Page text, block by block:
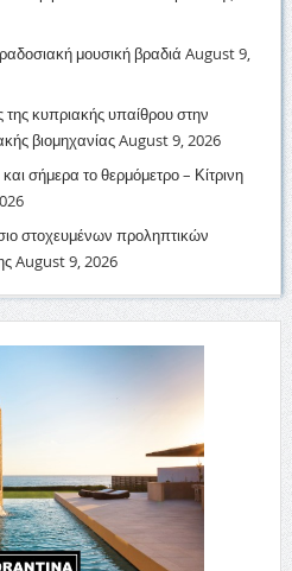
μουσική βραδιά August 9,
της κυπριακής υπαίθρου στην
βιομηχανίαςAugust 9, 2026
σήμερα το θερμόμετρο – Κίτρινη
στοχευμένων προληπτικών
August 9, 2026